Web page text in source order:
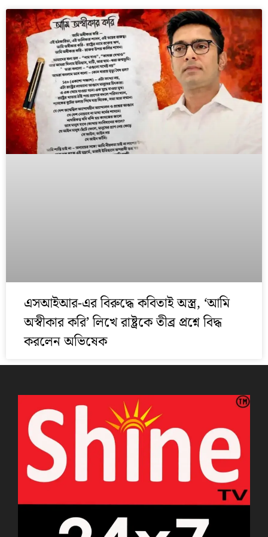
এসআইআর-এর বিরুদ্ধে কবিতাই অস্ত্র, ‘আমি
অস্বীকার করি’ লিখে রাষ্ট্রকে তীব্র প্রশ্নে বিদ্ধ
করলেন অভিষেক